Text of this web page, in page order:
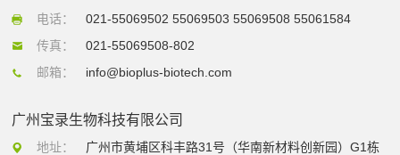
电话：
021-55069502 55069503 55069508 55061584
传真：
021-55069508-802
邮箱：
info@bioplus-biotech.com
广州宝录生物科技有限公司
地址：
广州市黄埔区科丰路31号（华南新材料创新园）G1栋